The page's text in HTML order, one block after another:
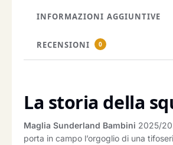
INFORMAZIONI AGGIUNTIVE
RECENSIONI 0
La storia della
Maglia Sunderland Bambini 2025/
porta in campo l’orgoglio di una